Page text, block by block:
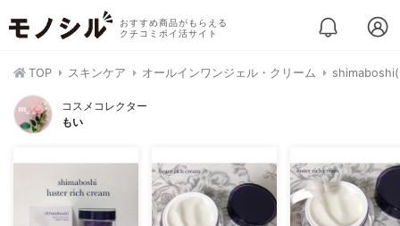
おすすめ商品がもらえる
クチコミポイ活サイト
TOP スキンケア オールインワンジェル・クリーム
コスメコレクター
もい